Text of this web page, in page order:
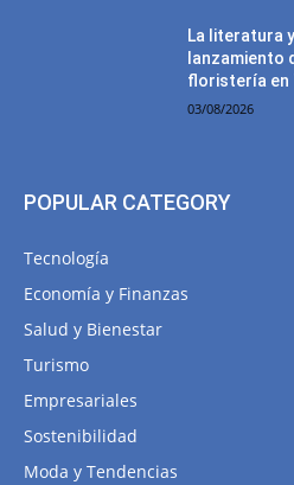
La literatura
lanzamiento
floristería en
03/08/2026
POPULAR CATEGORY
Tecnología
Economía y Finanzas
Salud y Bienestar
Turismo
Empresariales
Sostenibilidad
Moda y Tendencias